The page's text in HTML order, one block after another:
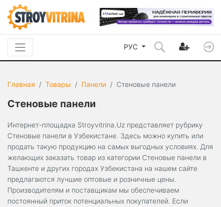
РУС
Главная Товары Панели Стеновые панели
Стеновые панели
Интернет-площадка Stroyvitrina.Uz представляет рубрику
Стеновые панели в Узбекистане. Здесь можно купить или
продать такую продукцию на самых выгодных условиях. Для
желающих заказать товар из категории Стеновые панели в
Ташкенте и других городах Узбекистана на нашем сайте
предлагаются лучшие оптовые и розничные цены.
Производителям и поставщикам мы обеспечиваем
постоянный приток потенциальных покупателей. Если